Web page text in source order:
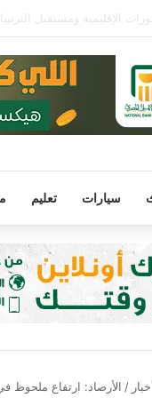
سيارات تعليم
أخبار / الأرصاد: ارتفاع ملحوظ